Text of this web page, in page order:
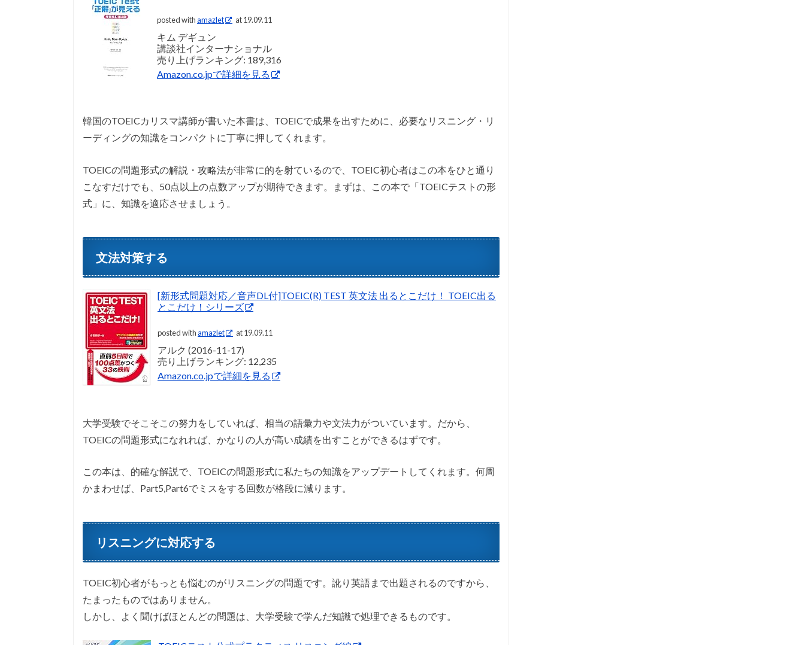
posted withamazlet at 19.09.11
キム デギュン
講談社インターナショナル
売り上げランキング: 189,316
Amazon.co.jpで詳細を見る
韓国のTOEICカリスマ講師が書いた本書は、TOEICで成果を出すために、必要なリスニング・リ
ーディングの知識をコンパクトに丁寧に押してくれます。
TOEICの問題形式の解説・攻略法が非常に的を射ているので、TOEIC初心者はこの本をひと通り
こなすだけでも、50点以上の点数アップが期待できます。まずは、この本で「TOEICテストの形
式」に、知識を適応させましょう。
文法対策する
[新形式問題対応／音声DL付]TOEIC(R) TEST 英文法 出るとこだけ！ TOEIC出る
とこだけ！シリーズ
posted withamazlet at 19.09.11
アルク (2016-11-17)
売り上げランキング: 12,235
Amazon.co.jpで詳細を見る
大学受験でそこそこの努力をしていれば、相当の語彙力や文法力がついています。だから、
TOEICの問題形式になれれば、かなりの人が高い成績を出すことができるはずです。
この本は、的確な解説で、TOEICの問題形式に私たちの知識をアップデートしてくれます。何周
かまわせば、Part5,Part6でミスをする回数が格段に減ります。
リスニングに対応する
TOEIC初心者がもっとも悩むのがリスニングの問題です。訛り英語まで出題されるのですから、
たまったものではありません。
しかし、よく聞けばほとんどの問題は、大学受験で学んだ知識で処理できるものです。